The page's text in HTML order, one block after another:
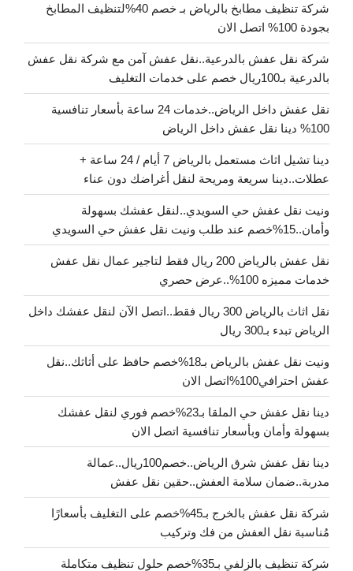
شركة تنظيف مطابخ بالرياض بـ خصم 40%لتنظيف المطابخ
بجودة 100% اتصل الان
شركة نقل عفش بالدرعية..نقل عفش آمن مع شركة نقل عفش
بالدرعية بـ100ريال خصم على خدمات التغليف
نقل عفش داخل الرياض..خدمات 24 ساعة بأسعار تنافسية
100% دينا نقل عفش داخل الرياض
دينا تشيل اثاث مستعمل بالرياض 7 أيام / 24 ساعة +
عطلات..دينا سريعة ومريحة لنقل أغراضك دون عناء
ونيت نقل عفش حي السويدي..لنقل عفشك بسهولة
وأمان..15%خصم عند طلب ونيت نقل عفش حي السويدي
نقل عفش بالرياض 200 ريال فقط لتاجير عمال نقل عفش
خدمات مميزه 100%..عرض حصري
نقل اثاث بالرياض 300 ريال فقط..اتصل الآن لنقل عفشك داخل
الرياض تبدء بـ300 ريال
ونيت نقل عفش بالرياض بـ18%خصم حافظ على أثاثك..نقل
عفش احترافي100%اتصل الان
دينا نقل عفش حي الملقا بـ23%خصم فوري لنقل عفشك
بسهولة وأمان وبأسعار تنافسية اتصل الان
دينا نقل عفش شرق الرياض..خصم100ريال..عمالة
مدربة..ضمان سلامة العفش..حقين نقل عفش
شركة نقل عفش بالخرج بـ45%خصم على التغليف بأسعارًا
مُناسبة نقل العفش من فك وتركيب
شركة تنظيف بالزلفي بـ35%خصم حلول تنظيف متكاملة